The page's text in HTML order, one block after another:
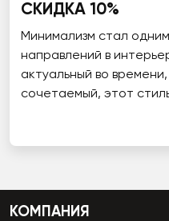
СКИДКА 10%
Минимализм стал
направлений в
актуальный во
сочетаемый, этот
КОМПАНИЯ